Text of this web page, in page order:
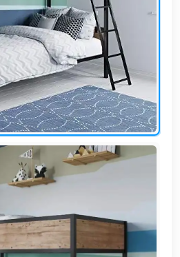
أدوات
نظافة
تسجيل
الدخول